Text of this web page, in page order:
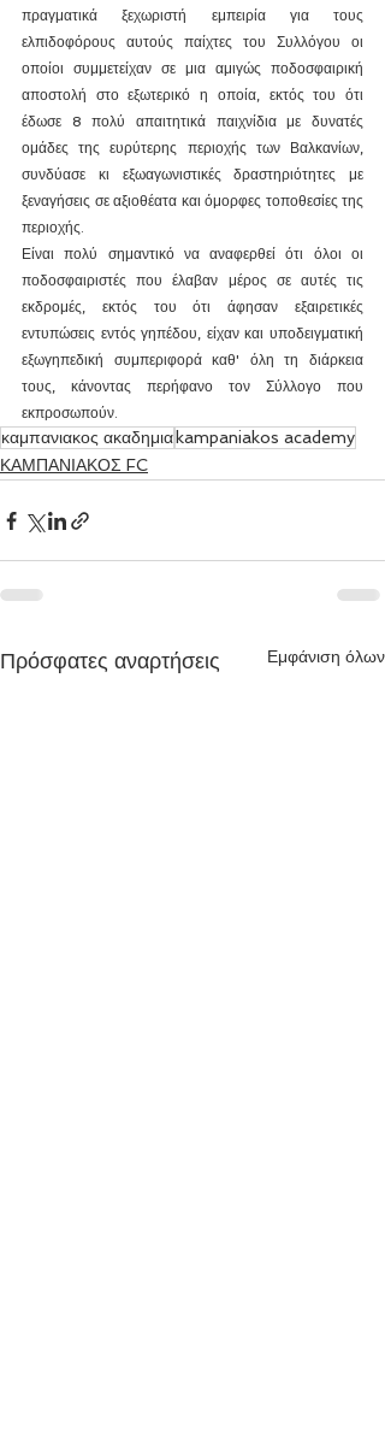
πραγματικά ξεχωριστή εμπειρία για τους
ελπιδοφόρους αυτούς παίχτες του Συλλόγου οι
οποίοι συμμετείχαν σε μια αμιγώς ποδοσφαιρική
αποστολή στο εξωτερικό η οποία, εκτός του ότι
έδωσε 8 πολύ απαιτητικά παιχνίδια με δυνατές
ομάδες της ευρύτερης περιοχής των Βαλκανίων,
συνδύασε κι εξωαγωνιστικές δραστηριότητες με
ξεναγήσεις σε αξιοθέατα και όμορφες τοποθεσίες της
περιοχής.
Είναι πολύ σημαντικό να αναφερθεί ότι όλοι οι
ποδοσφαιριστές που έλαβαν μέρος σε αυτές τις
εκδρομές, εκτός του ότι άφησαν εξαιρετικές
εντυπώσεις εντός γηπέδου, είχαν και υποδειγματική
εξωγηπεδική συμπεριφορά καθ' όλη τη διάρκεια
τους, κάνοντας περήφανο τον Σύλλογο που
εκπροσωπούν.
καμπανιακος ακαδημια kampaniakos academy
ΚΑΜΠΑΝΙΑΚΟΣ FC
Πρόσφατες αναρτήσεις Εμφάνιση όλων